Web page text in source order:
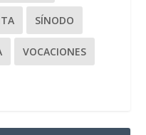
SÍNODO
VOCACIONES